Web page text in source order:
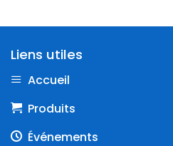
Liens utiles
Accueil
Produits
Événements